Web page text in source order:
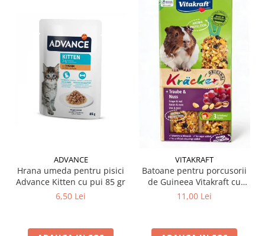
ADVANCE
Hrana umeda pentru pisici
Advance Kitten cu pui 85 gr
6,50 Lei
VITAKRAFT
Batoane pentru porcusorii
de Guineea Vitakraft cu
struguri & nuci 2 buc
11,00 Lei